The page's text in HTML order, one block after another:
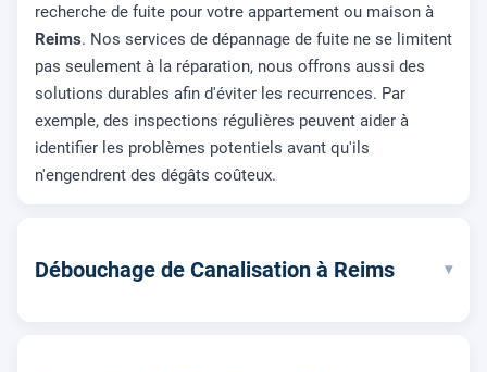
recherche de fuite pour votre appartement ou maison à
Reims. Nos services de dépannage de fuite ne se limitent
pas seulement à la réparation, nous offrons aussi des
solutions durables afin d'éviter les recurrences. Par
exemple, des inspections régulières peuvent aider à
identifier les problèmes potentiels avant qu'ils
n'engendrent des dégâts coûteux.
Débouchage de Canalisation à Reims ▾